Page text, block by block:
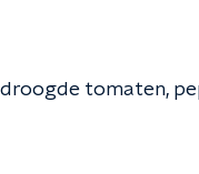
tomaten,